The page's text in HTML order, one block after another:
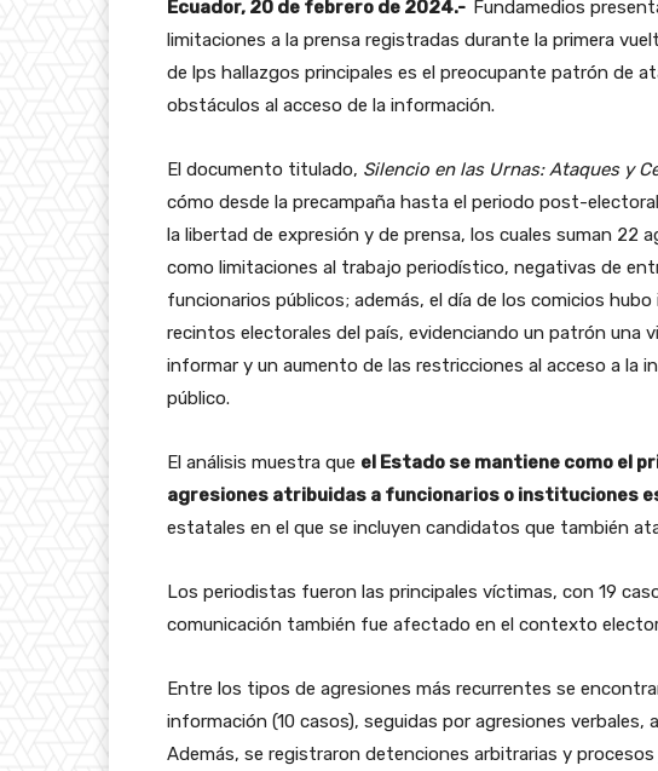
Ecuador, 20 de febrero de 2024.- Fundamedios
limitaciones a la prensa registradas durante la primera
de lps hallazgos principales es el preocupante patrón de
obstáculos al acceso de la información.
El documento titulado, Silencio en las Urnas: Ataques y
cómo desde la precampaña hasta el periodo post-
la libertad de expresión y de prensa, los cuales suman 22
como limitaciones al trabajo periodístico, negativas de
funcionarios públicos; además, el día de los comicios
recintos electorales del país, evidenciando un patrón una
informar y un aumento de las restricciones al acceso a la
público.
El análisis muestra que el Estado se mantiene como el
agresiones atribuidas a funcionarios o instituciones
estatales en el que se incluyen candidatos que también
Los periodistas fueron las principales víctimas, con 19
comunicación también fue afectado en el contexto
Entre los tipos de agresiones más recurrentes se
información (10 casos), seguidas por agresiones verbales,
Además, se registraron detenciones arbitrarias y